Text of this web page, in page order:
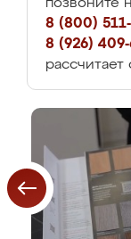
позвоните
8 (800)
8 (926) 409-
рассчитает